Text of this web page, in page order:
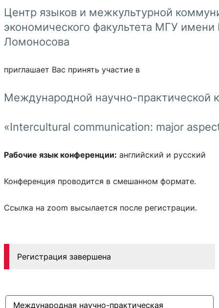
Центр языков и межкультурной
экономического факультета МГУ
Ломоносова
приглашает Вас принять участие в
Международной научно-практической
«Intercultural communication: major
Рабочие язык конференции: английский и русский
Конференция проводится в смешанном формате.
Ссылка на zoom высылается после регистрации.
Регистрация завершена
Международная научно-практическая